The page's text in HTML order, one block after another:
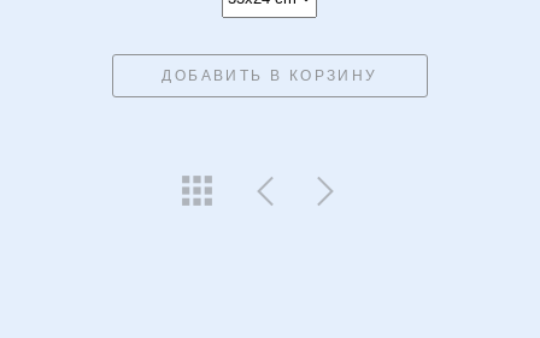
ДОБАВИТЬ В КОРЗИНУ